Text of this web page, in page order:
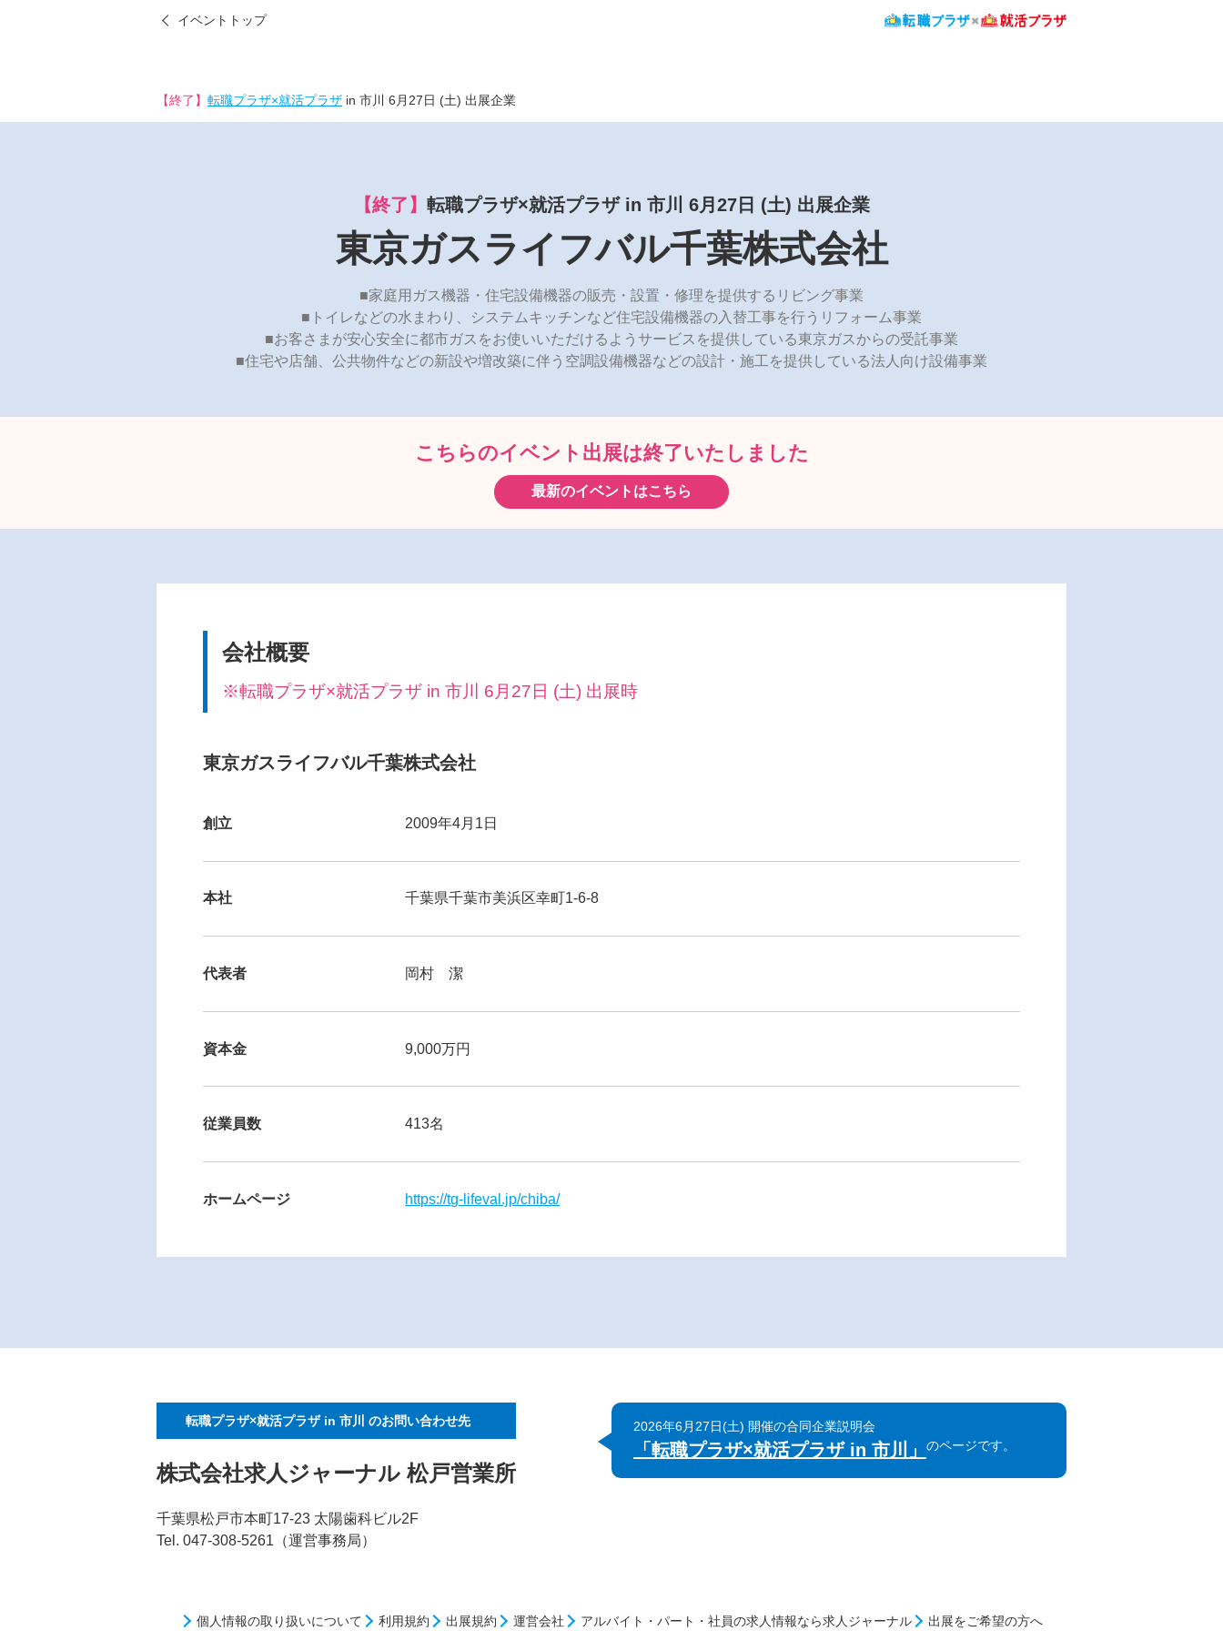
イベントトップ
【終了】 転職プラザ×就活プラザ in 市川 6月27日 (土) 出展企業
【終了】 転職プラザ×就活プラザ in 市川 6月27日 (土) 出展企業
東京ガスライフバル千葉株式会社
■家庭用ガス機器・住宅設備機器の販売・設置・修理を提供するリビング事業
■トイレなどの水まわり、システムキッチンなど住宅設備機器の入替工事を行うリフォーム事業
■お客さまが安心安全に都市ガスをお使いいただけるようサービスを提供している東京ガスからの受託事業
■住宅や店舗、公共物件などの新設や増改築に伴う空調設備機器などの設計・施工を提供している法人向け設備事業
こちらのイベント出展は終了いたしました
最新のイベントはこちら
会社概要
※転職プラザ×就活プラザ in 市川 6月27日 (土) 出展時
東京ガスライフバル千葉株式会社
創立 2009年4月1日
本社 千葉県千葉市美浜区幸町1-6-8
代表者 岡村 潔
資本金 9,000万円
従業員数 413名
ホームページ https://tg-lifeval.jp/chiba/
2026年6月27日(土) 開催の合同企業説明会
「転職プラザ×就活プラザ in 市川」 のページです。
転職プラザ×就活プラザ in 市川 のお問い合わせ先
株式会社求人ジャーナル 松戸営業所
千葉県松戸市本町17-23 太陽歯科ビル2F
Tel. 047-308-5261（運営事務局）
個人情報の取り扱いについて 利用規約 出展規約 運営会社 アルバイト・パート・社員の求人情報なら求人ジャーナル 出展をご希望の方へ